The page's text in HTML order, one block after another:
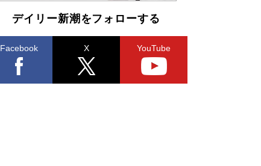
デイリー新潮をフォローする
Facebook X YouTube